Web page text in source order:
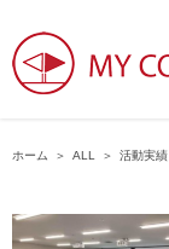
ホーム ＞ ALL ＞ 活動実績